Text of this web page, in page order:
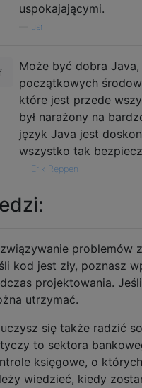
uspokajającymi.
usr
Może być dobra
początkowych
które jest przede
był narażony na
język Java jest
wszystko tak
Erik Reppen
problemów
kod jest zły, poznasz
projektowania.
utrzymać.
się także radzić
to sektora
księgowe, o
wiedzieć, kiedy